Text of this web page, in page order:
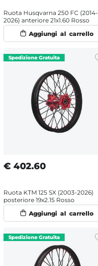
Ruota Husqvarna 250 FC (2014-
2026) anteriore 21x1.60 Rosso
€ 402.60
Ruota KTM 125 SX (2003-2026)
posteriore 19x2.15 Rosso